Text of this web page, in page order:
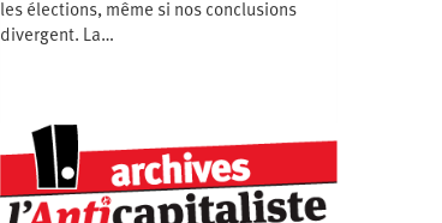
les élections, même si nos conclusions
divergent. La…